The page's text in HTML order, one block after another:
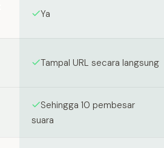
Ya
Tampal URL secara langsung
Sehingga 10 pembesar
suara